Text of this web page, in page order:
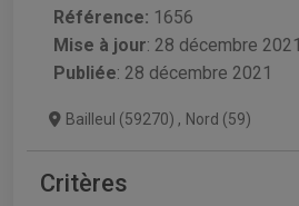
Référence: 1656
Mise à jour: 28 décembre 2021
Publiée: 28 décembre 2021
Bailleul (59270) , Nord (59)
Critères